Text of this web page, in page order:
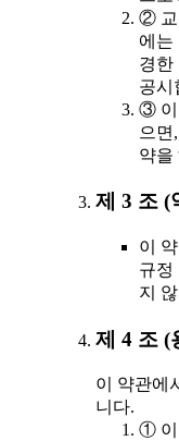
② 교
에는
경한
공시
③ 이
으면
약을
제 3 조 (
이
규정
지
제 4 조 (
이 약관에
니다.
① 이